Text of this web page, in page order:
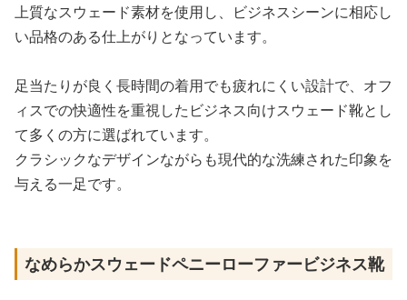
上質なスウェード素材を使用し、ビジネスシーンに相応し
い品格のある仕上がりとなっています。
足当たりが良く長時間の着用でも疲れにくい設計で、オフ
ィスでの快適性を重視したビジネス向けスウェード靴とし
て多くの方に選ばれています。
クラシックなデザインながらも現代的な洗練された印象を
与える一足です。
なめらかスウェードペニーローファービジネス靴